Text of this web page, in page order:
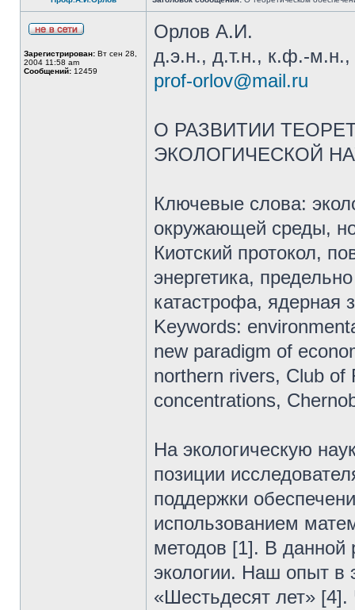
Зарегистрирован: Вт сен 28,
2004 11:58 am
Сообщений: 12459
Орлов А.И.
д.э.н., д.т.н., к.ф.-
prof-orlov@mail.ru
О РАЗВИТИИ
ЭКОЛОГИЧЕСКОЙ
Ключевые слова:
окружающей среды,
Киотский протокол,
энергетика,
катастрофа, ядерная
Keywords:
new paradigm of
northern rivers, Club of
concentrations,
На экологическую
позиции
поддержки
использованием
методов [1]. В данной
экологии. Наш опыт в
«Шестьдесят лет»